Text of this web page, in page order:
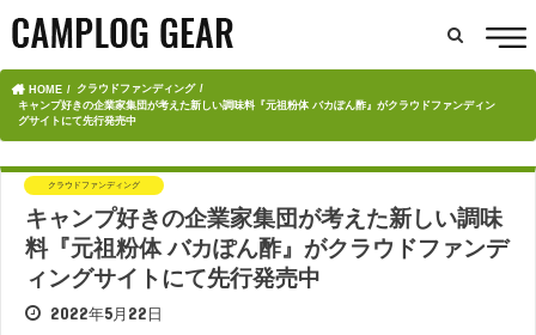
HOME
クラウドファンディング
キャンプ好きの企業家集団が考えた新しい調味料『元祖粉体 バカぽん酢』がクラウドファンディン
グサイトにて先行発売中
クラウドファンディング
キャンプ好きの企業家集団が考えた新しい調味
料『元祖粉体 バカぽん酢』がクラウドファンデ
ィングサイトにて先行発売中
2022年5月22日